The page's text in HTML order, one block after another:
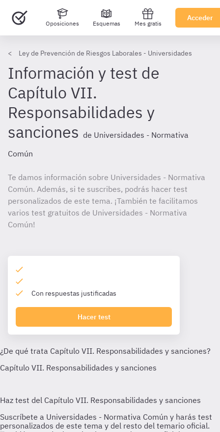
Oposiciones Esquemas Mes gratis
Acceder
Ley de Prevención de Riesgos Laborales - Universidades
Información y test de
Capítulo VII.
Responsabilidades y
sanciones de Universidades - Normativa
Común
Te damos información sobre Universidades - Normativa
Común. Además, si te suscribes, podrás hacer test
personalizados de este tema. ¡También te facilitamos
varios test gratuitos de Universidades - Normativa
Común!
Con respuestas justificadas
Hacer test